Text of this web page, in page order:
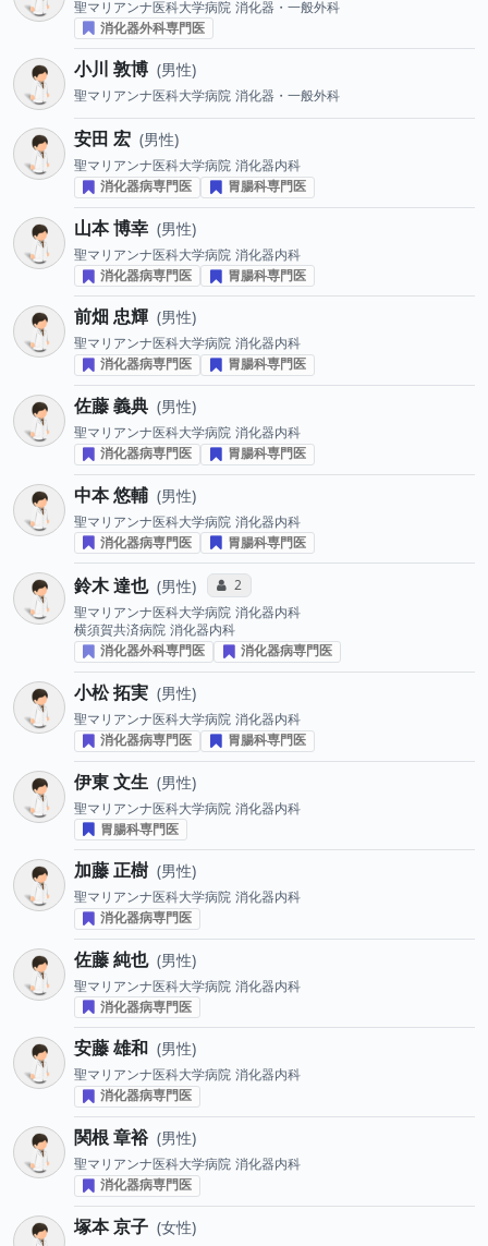
聖マリアンナ医科大学病院 消化器・一般外科
消化器外科専門医
小川 敦博 男性
聖マリアンナ医科大学病院 消化器・一般外科
安田 宏 男性
聖マリアンナ医科大学病院 消化器内科
消化器病専門医
胃腸科専門医
山本 博幸 男性
聖マリアンナ医科大学病院 消化器内科
消化器病専門医
胃腸科専門医
前畑 忠輝 男性
聖マリアンナ医科大学病院 消化器内科
消化器病専門医
胃腸科専門医
佐藤 義典 男性
聖マリアンナ医科大学病院 消化器内科
消化器病専門医
胃腸科専門医
中本 悠輔 男性
聖マリアンナ医科大学病院 消化器内科
消化器病専門医
胃腸科専門医
鈴木 達也 男性 コミュニケーション・タイプ投票数
2
聖マリアンナ医科大学病院 消化器内科
横須賀共済病院 消化器内科
消化器外科専門医
消化器病専門医
小松 拓実 男性
聖マリアンナ医科大学病院 消化器内科
消化器病専門医
胃腸科専門医
伊東 文生 男性
聖マリアンナ医科大学病院 消化器内科
胃腸科専門医
加藤 正樹 男性
聖マリアンナ医科大学病院 消化器内科
消化器病専門医
佐藤 純也 男性
聖マリアンナ医科大学病院 消化器内科
消化器病専門医
安藤 雄和 男性
聖マリアンナ医科大学病院 消化器内科
消化器病専門医
関根 章裕 男性
聖マリアンナ医科大学病院 消化器内科
消化器病専門医
塚本 京子 女性